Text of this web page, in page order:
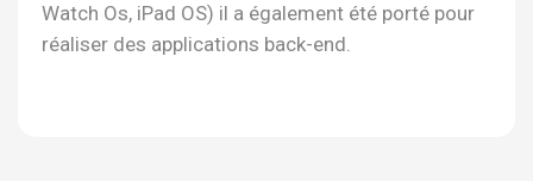
Watch Os, iPad OS) il a également été porté pour
réaliser des applications back-end.